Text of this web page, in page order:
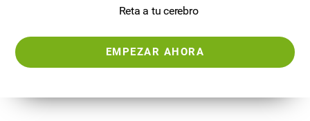
Reta a tu cerebro
EMPEZAR AHORA